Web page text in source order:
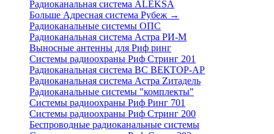
Радиоканальная система ALEKSA
Больше Адресная система Рубеж →
Радиоканальные системы ОПС
Радиоканальная система Астра РИ-М
Выносные антенны для Риф ринг
Системы радиоохраны Риф Стринг 201
Радиоканальная система ВС ВЕКТОР-АР
Радиоканальная система Астра Zитадель
Радиоканальные системы "комплекты"
Системы радиоохраны Риф Ринг 701
Системы радиоохраны Риф Стринг 200
Беспроводные радиоканальные системы